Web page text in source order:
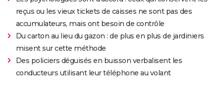
reçus ou les vieux tickets de caisses ne sont pas des
accumulateurs, mais ont besoin de contrôle
Du carton au lieu du gazon : de plus en plus de jardiniers
misent sur cette méthode
Des policiers déguisés en buisson verbalisent les
conducteurs utilisant leur téléphone au volant